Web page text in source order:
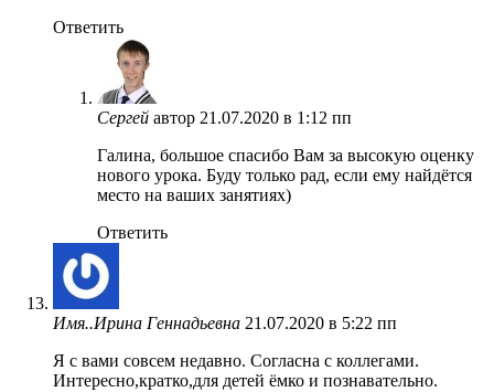
Ответить
Сергей автор 21.07.2020 в 1:12 пп
Галина, большое спасибо Вам за высокую оценку
нового урока. Буду только рад, если ему найдётся
место на ваших занятиях)
Ответить
Имя..Ирина Геннадьевна 21.07.2020 в 5:22 пп
Я с вами совсем недавно. Согласна с коллегами.
Интересно,кратко,для детей ёмко и познавательно.